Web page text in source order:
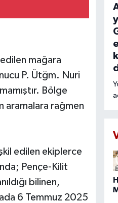
mağara
P. Ütğm. Nuri
Bölge
aramalara rağmen
edilen ekiplerce
Pençe-Kilit
bilinen,
6 Temmuz 2025